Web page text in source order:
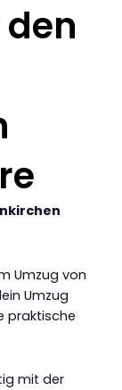
Umzug von
Umzug
praktische
mit der